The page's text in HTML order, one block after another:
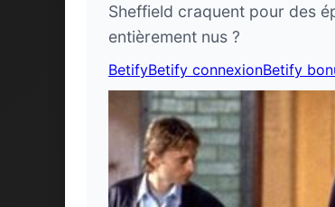
Sheffield craquent pour des
entièrement nus ?
BetifyBetify connexionBetify